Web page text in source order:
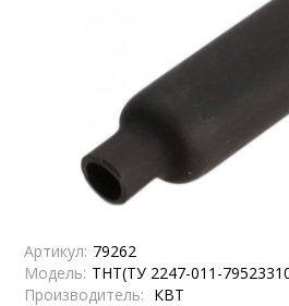
Артикул: 79262
Модель: ТНТ(ТУ 2247-011-
Производитель: КВТ